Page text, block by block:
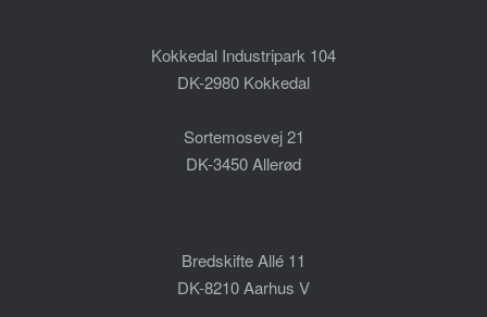
Kokkedal Industripark 104
DK-2980 Kokkedal
Sortemosevej 21
DK-3450 Allerød
Bredskifte Allé 11
DK-8210 Aarhus V